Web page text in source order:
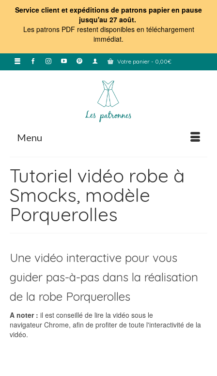
Service client et expéditions de patrons papier en pause
jusqu'au 27 août.
Les patrons PDF restent disponibles en téléchargement
immédiat.
Votre panier - 0,00€
Menu
Tutoriel vidéo robe à
Smocks, modèle
Porquerolles
Une vidéo interactive pour vous
guider pas-à-pas dans la réalisation
de la robe Porquerolles
A noter : il est conseillé de lire la vidéo sous le
navigateur Chrome, afin de profiter de toute l'interactivité de la
vidéo.